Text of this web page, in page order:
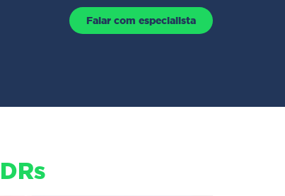
Falar com especialista